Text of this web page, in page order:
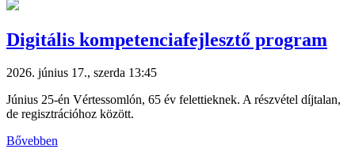
Digitális kompetenciafejlesztő program
2026. június 17., szerda 13:45
Június 25-én Vértessomlón, 65 év felettieknek. A részvétel díjtalan,
de regisztrációhoz között.
Bővebben